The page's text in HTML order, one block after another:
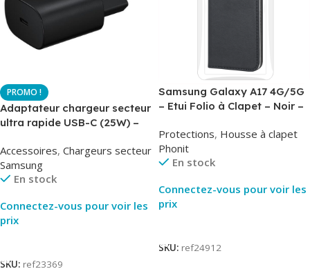
Adaptateur chargeur secteur
ultra rapide USB-C (25W) –
TA800
Accessoires, Chargeurs secteur
Samsung
En stock
Connectez-vous pour voir les
prix
SKU: ref23369
Samsung Galaxy A17 4G/5G
– Etui Folio à Clapet – Noir –
Protections, Housse à clapet
Phonit
En stock
Connectez-vous pour voir les
prix
SKU: ref24912